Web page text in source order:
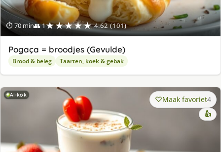
⏱ 70 min👥 1★★★★★ 4.62 (101)
Pogaça = broodjes (Gevulde)
Brood & beleg Taarten, koek & gebak
AI-kok Maak favoriet4
👍